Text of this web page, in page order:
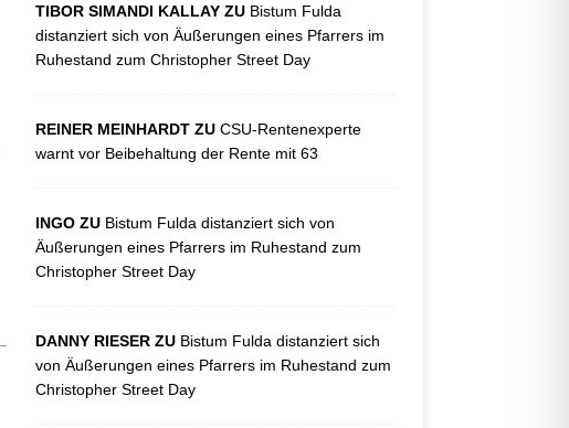
TIBOR SIMANDI KALLAY ZU Bistum Fulda
distanziert sich von Äußerungen eines Pfarrers im
Ruhestand zum Christopher Street Day
REINER MEINHARDT ZU CSU-Rentenexperte
warnt vor Beibehaltung der Rente mit 63
INGO ZU Bistum Fulda distanziert sich von
Äußerungen eines Pfarrers im Ruhestand zum
Christopher Street Day
DANNY RIESER ZU Bistum Fulda distanziert sich
von Äußerungen eines Pfarrers im Ruhestand zum
Christopher Street Day